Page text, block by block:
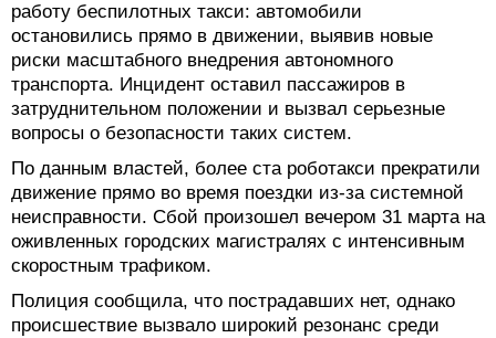
работу беспилотных такси: автомобили
остановились прямо в движении, выявив новые
риски масштабного внедрения автономного
транспорта. Инцидент оставил пассажиров в
затруднительном положении и вызвал серьезные
вопросы о безопасности таких систем.
По данным властей, более ста роботакси прекратили
движение прямо во время поездки из-за системной
неисправности. Сбой произошел вечером 31 марта на
оживленных городских магистралях с интенсивным
скоростным трафиком.
Полиция сообщила, что пострадавших нет, однако
происшествие вызвало широкий резонанс среди